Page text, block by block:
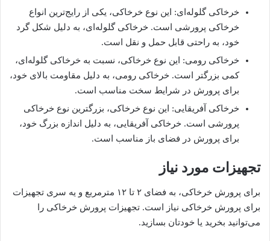
خرخاکی گلوله‌ای: این نوع خرخاکی، یکی از رایج‌ترین انواع
خرخاکی پرورشی است. خرخاکی گلوله‌ای، به دلیل شکل گرد
خود، به راحتی قابل حمل و نقل است.
خرخاکی رومی: این نوع خرخاکی، نسبت به خرخاکی گلوله‌ای،
کمی بزرگتر است. خرخاکی رومی، به دلیل مقاومت بالای خود،
برای پرورش در شرایط سخت مناسب است.
خرخاکی آفریقایی: این نوع خرخاکی، بزرگترین نوع خرخاکی
پرورشی است. خرخاکی آفریقایی، به دلیل اندازه بزرگ خود،
برای پرورش در فضای باز مناسب است.
تجهیزات مورد نیاز
برای پرورش خرخاکی، به فضای ۲ تا ۱۲ مترمربع و یه سری تجهیزات
برای پرورش خرخاکی نیاز است. تجهیزات پرورش خرخاکی را
می‌توانید بخرید یا خودتان بسازید.